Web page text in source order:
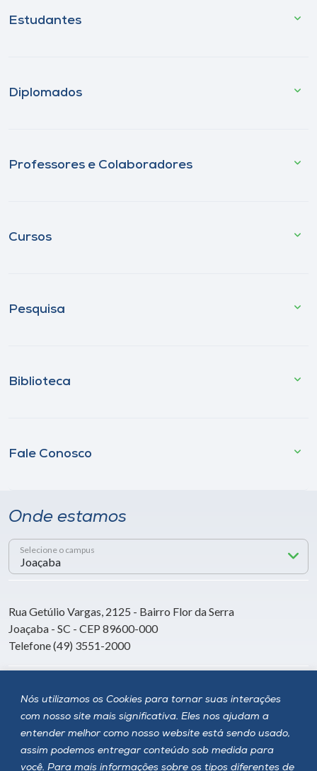
Nós utilizamos os Cookies para tornar suas interações
com nosso site mais significativa. Eles nos ajudam a
entender melhor como nosso website está sendo usado,
assim podemos entregar conteúdo sob medida para
você. Para mais informações sobre os tipos diferentes de
Estudantes
Diplomados
Professores e Colaboradores
Cursos
Pesquisa
Biblioteca
Fale Conosco
Onde estamos
Selecione o campus
Rua Getúlio Vargas, 2125 - Bairro Flor da Serra
Joaçaba - SC - CEP 89600-000
Telefone (49) 3551-2000
Siga a Unoesc